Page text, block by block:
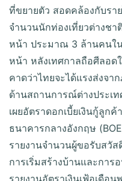
ที่ขยายตัว สอดคล้องกับรา
จำนวนนักท่องเที่ยวต่างช
หน้า ประมาณ 3 ล้านคนใน
หน้า หลังเทศกาลถือศีลอด
คาดว่าไทยจะได้แรงส่งจา
ด้านสถานการณ์ต่างประเ
เผยอัตราดอกเบี้ยเงินกู้ลูก
ธนาคารกลางอังกฤษ
รายงานจำนวนผู้ขอรับสวัส
การเริ่มสร้างบ้านและกา
รายงานอัตราเงินเฟ้อเดือ